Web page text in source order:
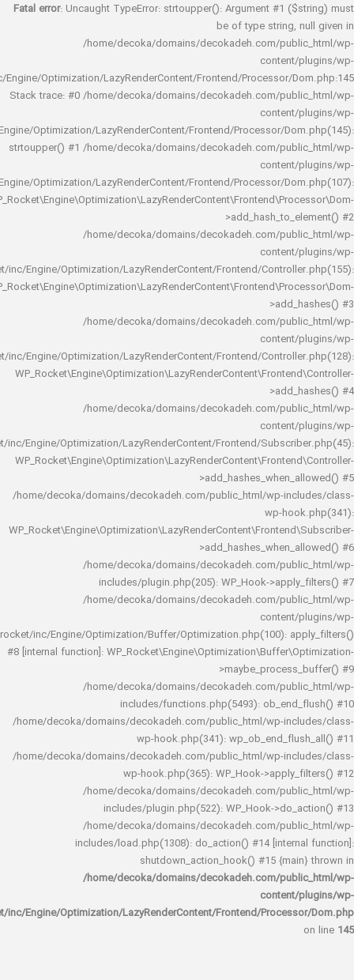
Fatal error : Uncaught TypeError: strtoupper(): Argument #1
be of type string,
/home/decoka/domains/decokadeh.com/
rocket/inc/Engine/Optimization/LazyRenderContent/Frontend/Processor/
Stack trace: #0 /home/decoka/domains/decokadeh.com/
rocket/inc/Engine/Optimization/LazyRenderContent/Frontend/Processor/
strtoupper() #1 /home/decoka/domains/decokadeh.com/
rocket/inc/Engine/Optimization/LazyRenderContent/Frontend/Processor/
/home/decoka/domains/decokadeh.com/
rocket/inc/Engine/Optimization/LazyRenderContent/Frontend/
/home/decoka/domains/decokadeh.com/
rocket/inc/Engine/Optimization/LazyRenderContent/Frontend/
/home/decoka/domains/decokadeh.com/
rocket/inc/Engine/Optimization/LazyRenderContent/Frontend/
/home/decoka/domains/decokadeh.com/public_html/wp-
wp-
/home/decoka/domains/decokadeh.com/
includes/plugin.php(205): WP_Hook-
/home/decoka/domains/decokadeh.com/
rocket/inc/Engine/Optimization/Buffer/Optimization.php(100):
#8 [internal function]:
/home/decoka/domains/decokadeh.com/
includes/functions.php(5493):
/home/decoka/domains/decokadeh.com/public_html/wp-
wp-hook.php(341):
/home/decoka/domains/decokadeh.com/public_html/wp-
wp-hook.php(365): WP_Hook-
/home/decoka/domains/decokadeh.com/
includes/plugin.php(522): WP_Hook-
/home/decoka/domains/decokadeh.com/
includes/load.php(1308): do_action() #14
shutdown_action_hook() #15
/home/decoka/domains/decokadeh.com/
rocket/inc/Engine/Optimization/LazyRenderContent/Frontend/